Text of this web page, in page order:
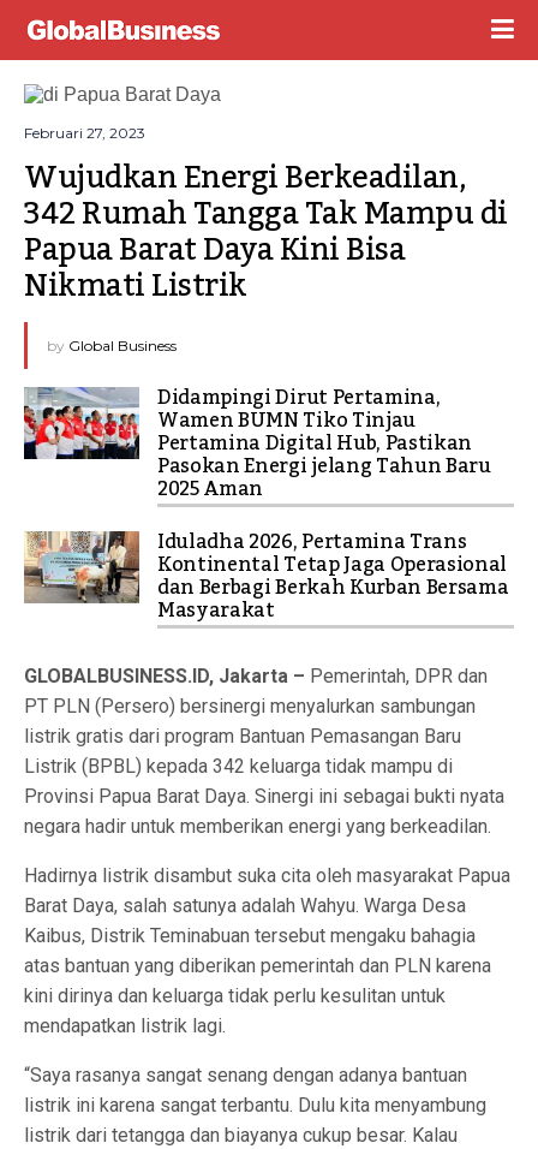
Februari 27, 2023
Wujudkan Energi Berkeadilan,
342 Rumah Tangga Tak Mampu di
Papua Barat Daya Kini Bisa
Nikmati Listrik
by Global Business
Didampingi Dirut Pertamina,
Wamen BUMN Tiko Tinjau
Pertamina Digital Hub, Pastikan
Pasokan Energi jelang Tahun Baru
2025 Aman
Iduladha 2026, Pertamina Trans
Kontinental Tetap Jaga Operasional
dan Berbagi Berkah Kurban Bersama
Masyarakat
GLOBALBUSINESS.ID, Jakarta – Pemerintah, DPR dan
PT PLN (Persero) bersinergi menyalurkan sambungan
listrik gratis dari program Bantuan Pemasangan Baru
Listrik (BPBL) kepada 342 keluarga tidak mampu di
Provinsi Papua Barat Daya. Sinergi ini sebagai bukti nyata
negara hadir untuk memberikan energi yang berkeadilan.
Hadirnya listrik disambut suka cita oleh masyarakat Papua
Barat Daya, salah satunya adalah Wahyu. Warga Desa
Kaibus, Distrik Teminabuan tersebut mengaku bahagia
atas bantuan yang diberikan pemerintah dan PLN karena
kini dirinya dan keluarga tidak perlu kesulitan untuk
mendapatkan listrik lagi.
“Saya rasanya sangat senang dengan adanya bantuan
listrik ini karena sangat terbantu. Dulu kita menyambung
listrik dari tetangga dan biayanya cukup besar. Kalau